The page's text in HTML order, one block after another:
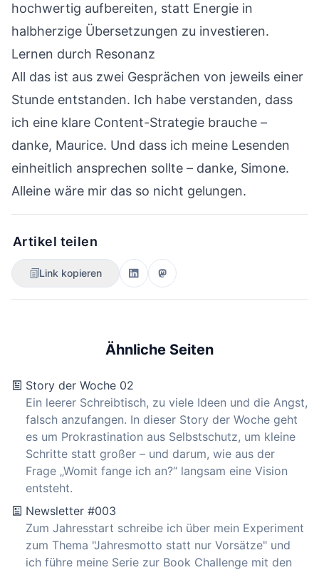
hochwertig aufbereiten, statt Energie in
halbherzige Übersetzungen zu investieren.
Lernen durch Resonanz
All das ist aus zwei Gesprächen von jeweils einer
Stunde entstanden. Ich habe verstanden, dass
ich eine klare Content-Strategie brauche –
danke, Maurice. Und dass ich meine Lesenden
einheitlich ansprechen sollte – danke, Simone.
Alleine wäre mir das so nicht gelungen.
Artikel teilen
Link kopieren
Ähnliche Seiten
Story der Woche 02
Ein leerer Schreibtisch, zu viele Ideen und die Angst,
falsch anzufangen. In dieser Story der Woche geht
es um Prokrastination aus Selbstschutz, um kleine
Schritte statt großer – und darum, wie aus der
Frage „Womit fange ich an?“ langsam eine Vision
entsteht.
Newsletter #003
Zum Jahresstart schreibe ich über mein Experiment
zum Thema "Jahresmotto statt nur Vorsätze" und
ich führe meine Serie zur Book Challenge mit den